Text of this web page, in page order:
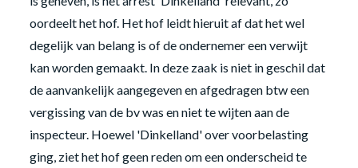
oordeelt het hof. Het hof leidt hieruit af dat het wel
degelijk van belang is of de ondernemer een verwijt
kan worden gemaakt. In deze zaak is niet in geschil dat
de aanvankelijk aangegeven en afgedragen btw een
vergissing van de bv was en niet te wijten aan de
inspecteur. Hoewel 'Dinkelland' over voorbelasting
ging, ziet het hof geen reden om een onderscheid te